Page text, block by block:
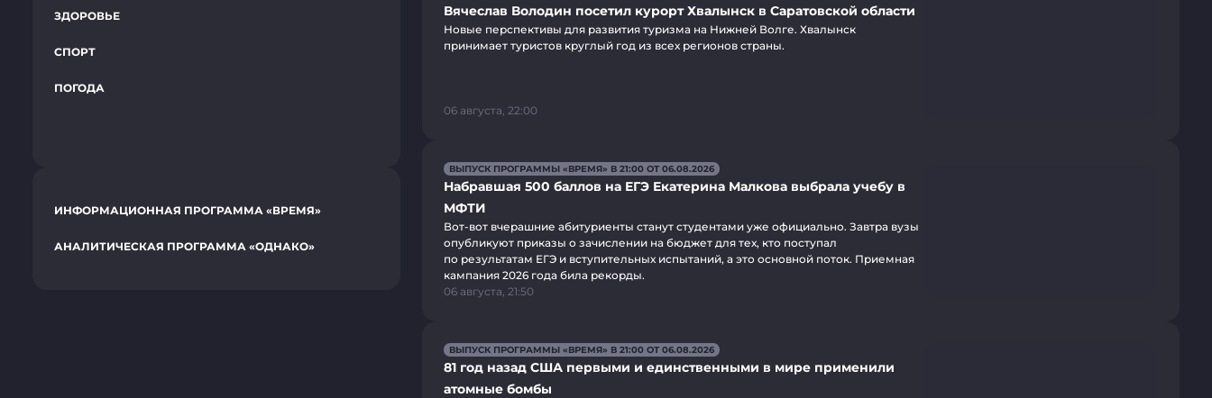
ЗДОРОВЬЕ
СПОРТ
ПОГОДА
ИНФОРМАЦИОННАЯ ПРОГРАММА «ВРЕМЯ»
АНАЛИТИЧЕСКАЯ ПРОГРАММА «ОДНАКО»
Вячеслав Володин посетил курорт Хвалынск в Саратовской области
Новые перспективы для развития туризма на Нижней Волге. Хвалынск
принимает туристов круглый год из всех регионов страны.
06 августа, 22:00
ВЫПУСК ПРОГРАММЫ «ВРЕМЯ» В 21:00 ОТ 06.08.2026
Набравшая 500 баллов на ЕГЭ Екатерина Малкова выбрала учебу в
МФТИ
Вот-вот вчерашние абитуриенты станут студентами уже официально. Завтра вузы
опубликуют приказы о зачислении на бюджет для тех, кто поступал
по результатам ЕГЭ и вступительных испытаний, а это основной поток. Приемная
кампания 2026 года била рекорды.
06 августа, 21:50
ВЫПУСК ПРОГРАММЫ «ВРЕМЯ» В 21:00 ОТ 06.08.2026
81 год назад США первыми и единственными в мире применили
атомные бомбы